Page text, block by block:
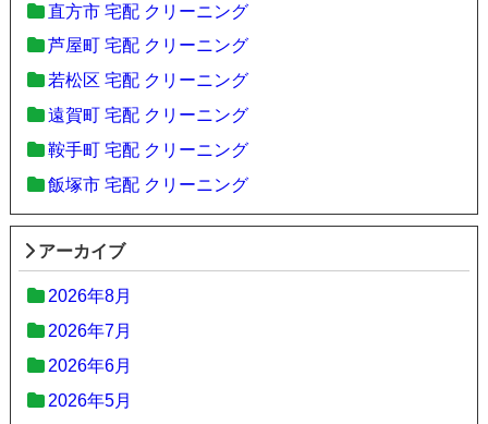
直方市 宅配 クリーニング
芦屋町 宅配 クリーニング
若松区 宅配 クリーニング
遠賀町 宅配 クリーニング
鞍手町 宅配 クリーニング
飯塚市 宅配 クリーニング
アーカイブ
2026年8月
2026年7月
2026年6月
2026年5月